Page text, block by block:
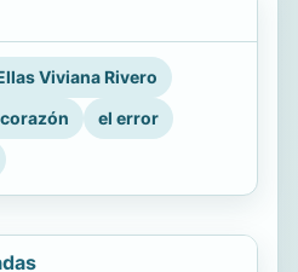
Viviana Rivero
el error